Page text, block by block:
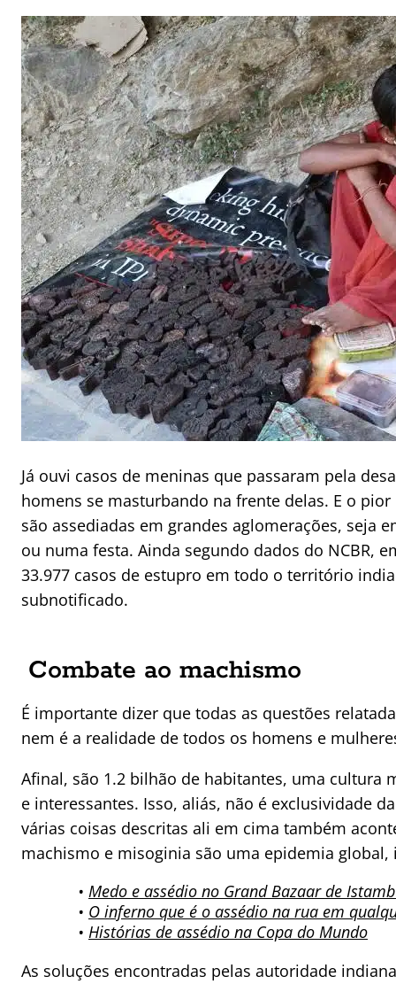
Já ouvi casos de meninas que passaram pela
homens se masturbando na frente delas. E o
são assediadas em grandes aglomerações, seja
ou numa festa. Ainda segundo dados do NCBR,
33.977 casos de estupro em todo o território
subnotificado.
Combate ao machismo
É importante dizer que todas as questões
nem é a realidade de todos os homens e
Afinal, são 1.2 bilhão de habitantes, uma cultura
e interessantes. Isso, aliás, não é exclusividade
várias coisas descritas ali em cima também
machismo e misoginia são uma epidemia global,
• Medo e assédio no Grand Bazaar de
• O inferno que é o assédio na rua em
• Histórias de assédio na Copa do Mundo
As soluções encontradas pelas autoridade